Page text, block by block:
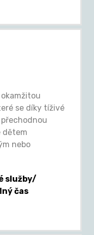
se díky tíživé
dětem
nebo
služby/
čas